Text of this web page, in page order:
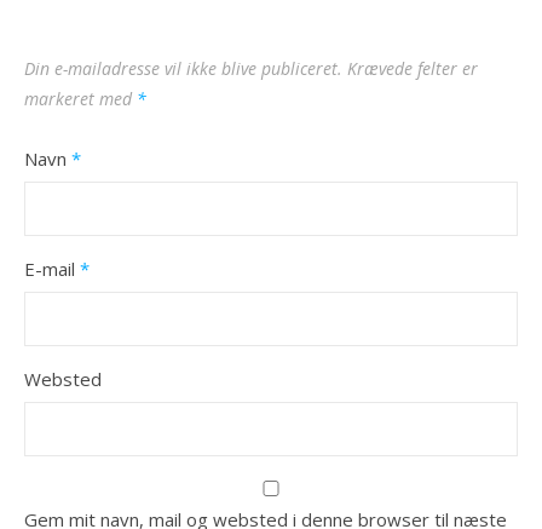
Din e-mailadresse vil ikke blive publiceret. Krævede felter er
markeret med *
Navn *
E-mail *
Websted
Gem mit navn, mail og websted i denne browser til næste